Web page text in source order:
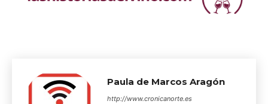
Paula de Marcos Aragón
http://www.cronicanorte.es